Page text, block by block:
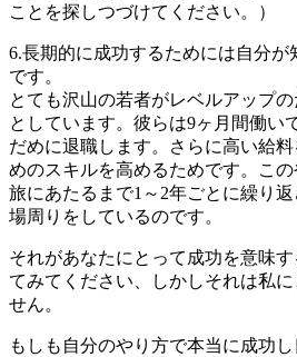
ことを探しつづけてください。）
6.長期的に成功するためには自分が
です。
とても沢山の若者がレベルアップ
としています。彼らは9ヶ月間働い
だめに退職します。さらに高い給
めのスキルを高めるためです。こ
旅にあたるまで1～2年ごとに繰り
場周りをしているのです。
それがあなたにとって成功を意味
てみてください、しかしそれは私
せん。
もしも自分のやり方で本当に成功